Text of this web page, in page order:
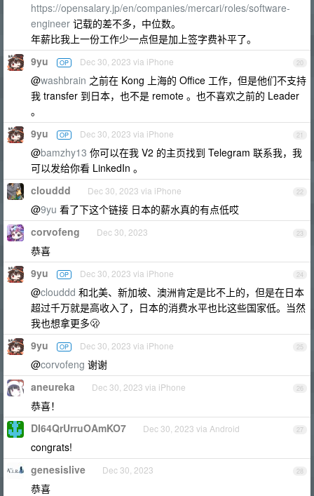
https://opensalary.jp/en/companies/mercari/roles/software-
engineer 记载的差不多，中位数。
年薪比我上一份工作少一点但是加上签字费补平了。
20
9yu OP Dec 30, 2023 via iPhone
@washbrain 之前在 Kong 上海的 Office 工作，但是他们不支持
我 transfer 到日本，也不是 remote 。也不喜欢之前的 Leader
。
21
9yu OP Dec 30, 2023 via iPhone
@bamzhy13 你可以在我 V2 的主页找到 Telegram 联系我，我
可以发给你看 LinkedIn 。
22
clouddd Dec 30, 2023 via iPhone
@9yu 看了下这个链接 日本的薪水真的有点低哎
23
corvofeng Dec 30, 2023
恭喜
24
9yu OP Dec 30, 2023 via iPhone
@clouddd 和北美、新加坡、澳洲肯定是比不上的，但是在日本
超过千万就是高收入了，日本的消费水平也比这些国家低。当然
我也想拿更多🫢
25
9yu OP Dec 30, 2023 via iPhone
@corvofeng 谢谢
26
aneureka Dec 30, 2023 via iPhone
恭喜！
27
DI64QrUrruOAmKO7 Dec 30, 2023 via Android
congrats!
28
genesislive Dec 30, 2023
恭喜